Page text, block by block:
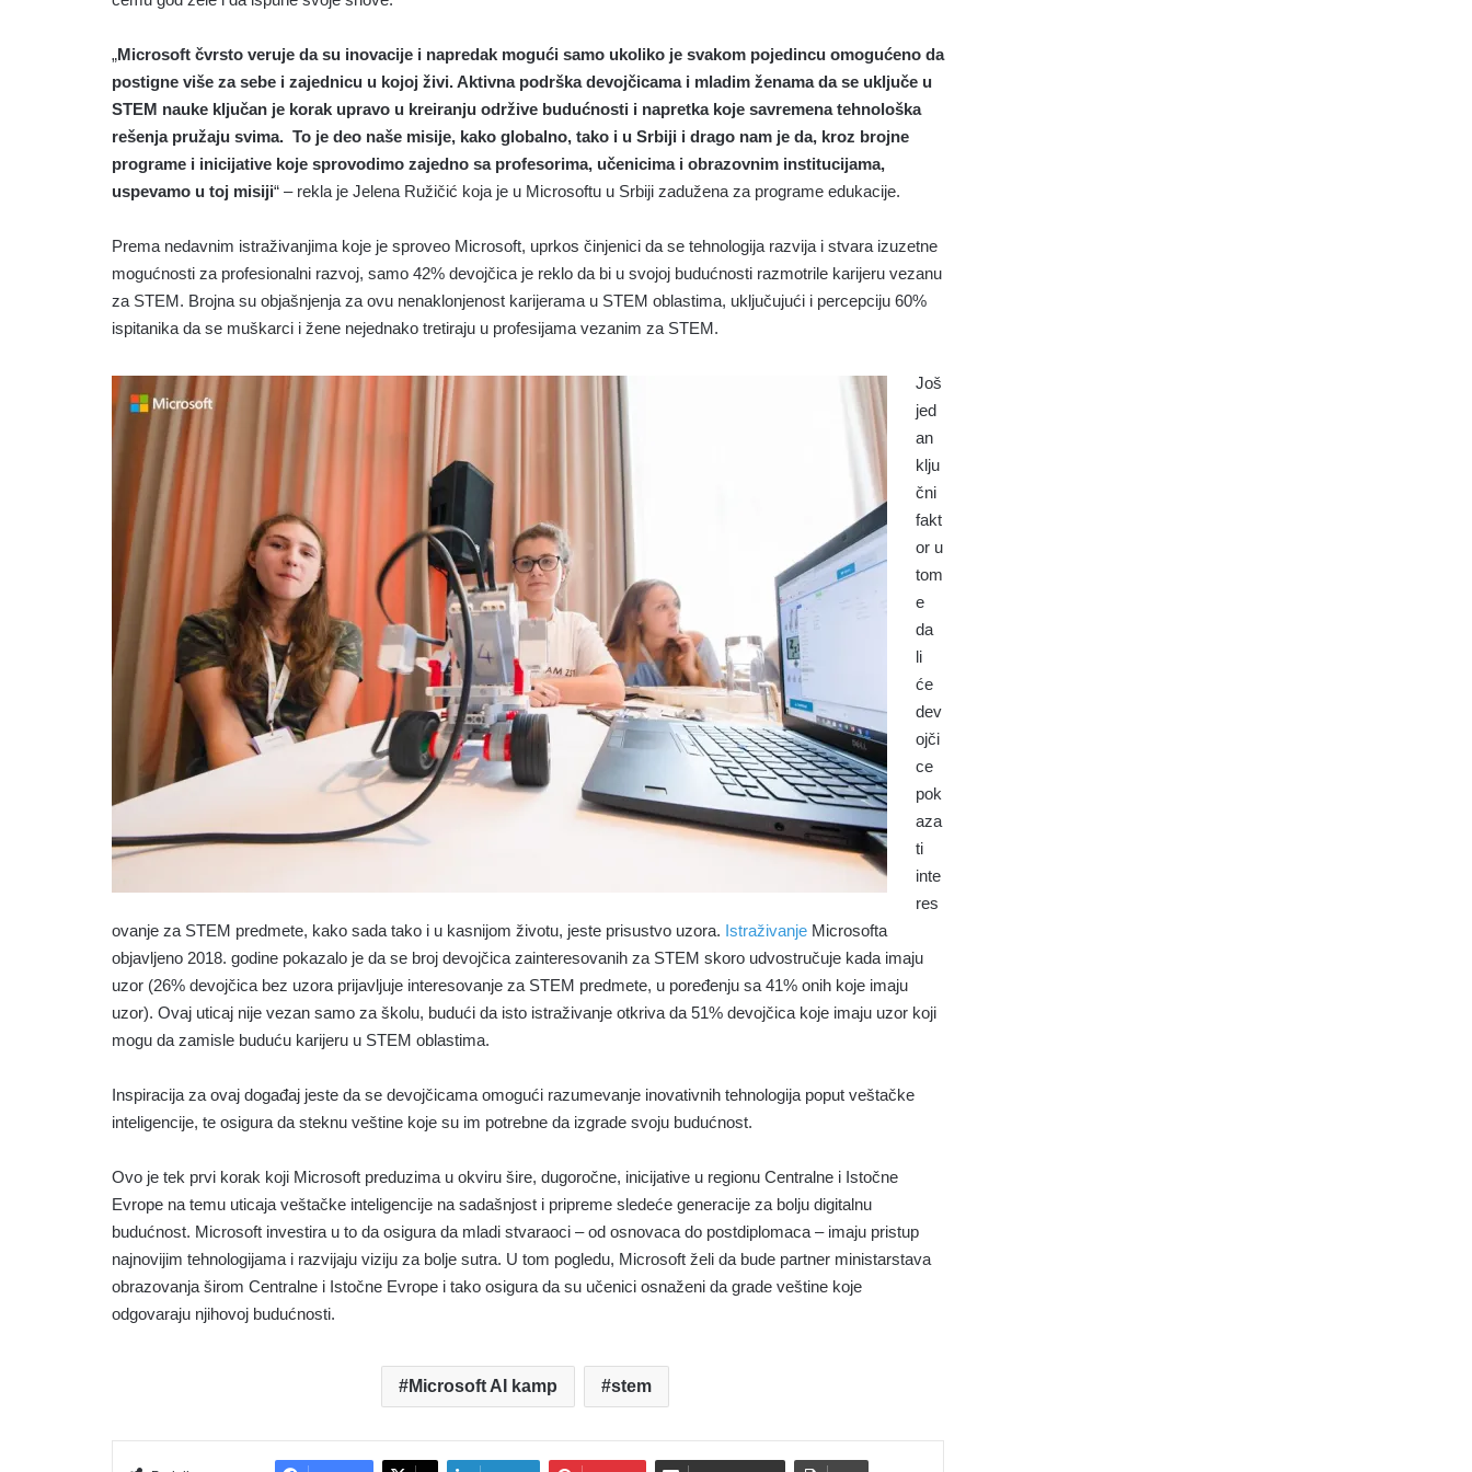
„Microsoft čvrsto veruje da su inovacije i napredak mogući samo ukoliko je svakom pojedincu omogućeno da
postigne više za sebe i zajednicu u kojoj živi. Aktivna podrška devojčicama i mladim ženama da se uključe u
STEM nauke ključan je korak upravo u kreiranju održive budućnosti i napretka koje savremena tehnološka
rešenja pružaju svima. To je deo naše misije, kako globalno, tako i u Srbiji i drago nam je da, kroz brojne
programe i inicijative koje sprovodimo zajedno sa profesorima, učenicima i obrazovnim institucijama,
uspevamo u toj misiji“ – rekla je Jelena Ružičić koja je u Microsoftu u Srbiji zadužena za programe edukacije.
Prema nedavnim istraživanjima koje je sproveo Microsoft, uprkos činjenici da se tehnologija razvija i stvara izuzetne
mogućnosti za profesionalni razvoj, samo 42% devojčica je reklo da bi u svojoj budućnosti razmotrile karijeru vezanu
za STEM. Brojna su objašnjenja za ovu nenaklonjenost karijerama u STEM oblastima, uključujući i percepciju 60%
ispitanika da se muškarci i žene nejednako tretiraju u profesijama vezanim za STEM.
Još
jed
an
klju
čni
fakt
or u
tom
e
da
li
će
dev
ojči
ce
pok
aza
ti
inte
res
ovanje za STEM predmete, kako sada tako i u kasnijom životu, jeste prisustvo uzora. Istraživanje Microsofta
objavljeno 2018. godine pokazalo je da se broj devojčica zainteresovanih za STEM skoro udvostručuje kada imaju
uzor (26% devojčica bez uzora prijavljuje interesovanje za STEM predmete, u poređenju sa 41% onih koje imaju
uzor). Ovaj uticaj nije vezan samo za školu, budući da isto istraživanje otkriva da 51% devojčica koje imaju uzor koji
mogu da zamisle buduću karijeru u STEM oblastima.
Inspiracija za ovaj događaj jeste da se devojčicama omogući razumevanje inovativnih tehnologija poput veštačke
inteligencije, te osigura da steknu veštine koje su im potrebne da izgrade svoju budućnost.
Ovo je tek prvi korak koji Microsoft preduzima u okviru šire, dugoročne, inicijative u regionu Centralne i Istočne
Evrope na temu uticaja veštačke inteligencije na sadašnjost i pripreme sledeće generacije za bolju digitalnu
budućnost. Microsoft investira u to da osigura da mladi stvaraoci – od osnovaca do postdiplomaca – imaju pristup
najnovijim tehnologijama i razvijaju viziju za bolje sutra. U tom pogledu, Microsoft želi da bude partner ministarstava
obrazovanja širom Centralne i Istočne Evrope i tako osigura da su učenici osnaženi da grade veštine koje
odgovaraju njihovoj budućnosti.
Microsoft AI kamp stem